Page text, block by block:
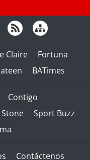
Claire
Fortuna
BATimes
Contigo
Sport Buzz
Contáctenos